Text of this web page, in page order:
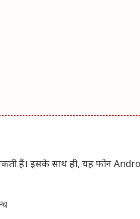
सकती हैं। इसके साथ ही, यह फोन